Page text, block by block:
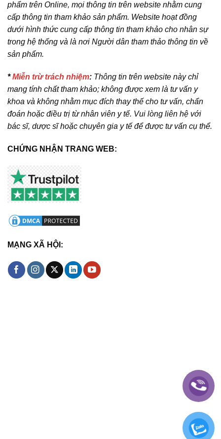
phẩm trên Online, mọi thông tin trên website nhằm cung
cấp thông tin tham khảo sản phẩm. Website hoạt đồng
dưới hình thức cung cấp thông tin tham khảo cho nhân sự
trong hệ thống và là nơi Người dân tham thảo thông tin về
sản phẩm.
*Miễn trừ trách nhiệm: Thông tin trên website này chỉ
mang tính chất tham khảo; không được xem là tư vấn y
khoa và không nhằm mục đích thay thế cho tư vấn, chẩn
đoán hoặc điều trị từ nhân viên y tế. Vui lòng liên hệ với
bác sĩ, dược sĩ hoặc chuyên gia y tế để được tư vấn cụ thể.
CHỨNG NHẬN TRANG WEB:
MẠNG XÃ HỘI: